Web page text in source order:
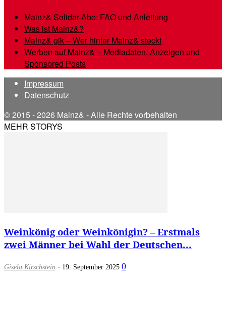
Mainz& Solidar-Abo: FAQ und Anleitung
Was ist Mainz&?
Mainz& gik – Wer hinter Mainz& steckt
Werben auf Mainz& – Mediadaten, Anzeigen und
Sponsored Posts
Impressum
Datenschutz
© 2015 - 2026 Mainz& - Alle Rechte vorbehalten
MEHR STORYS
Weinkönig oder Weinkönigin? – Erstmals
zwei Männer bei Wahl der Deutschen...
Gisela Kirschstein - 19. September 2025 0